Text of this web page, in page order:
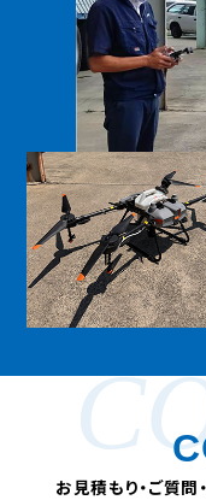
お見積もり・ご質問